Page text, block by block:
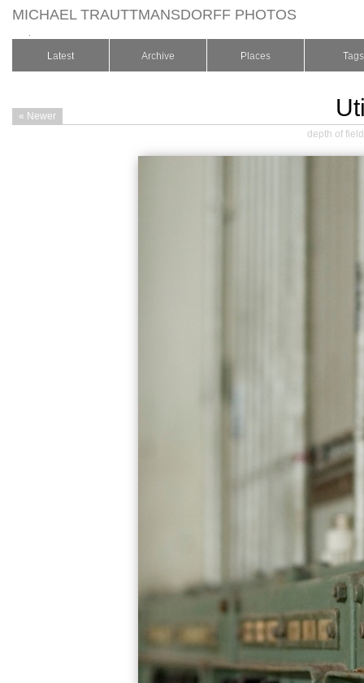
MICHAEL TRAUTTMANSDORFF PHOTOS
Latest Archive Places Tags
« Newer
depth of field